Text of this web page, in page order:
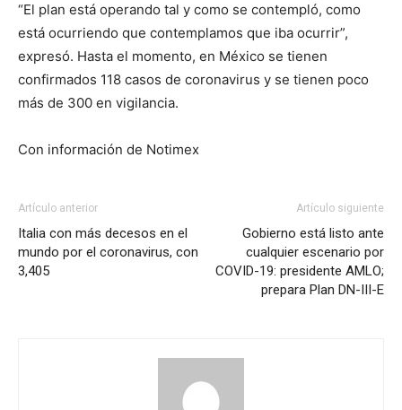
“El plan está operando tal y como se contempló, como
está ocurriendo que contemplamos que iba ocurrir”,
expresó. Hasta el momento, en México se tienen
confirmados 118 casos de coronavirus y se tienen poco
más de 300 en vigilancia.
Con información de Notimex
Artículo anterior
Italia con más decesos en el
mundo por el coronavirus, con
3,405
Artículo siguiente
Gobierno está listo ante
cualquier escenario por
COVID-19: presidente AMLO;
prepara Plan DN-III-E